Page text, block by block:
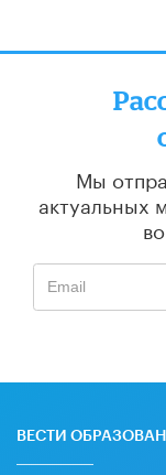
Мы
актуальных
ВЕСТИ